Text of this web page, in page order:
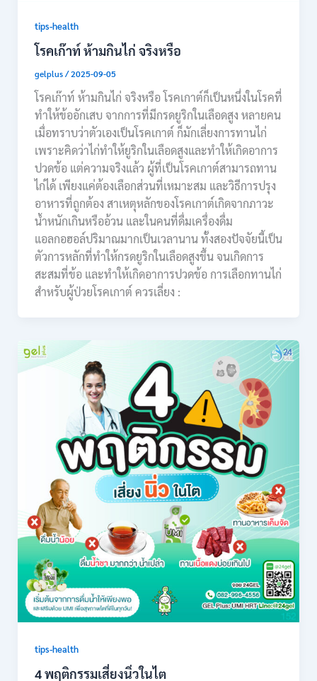
tips-health
โรคเก๊าท์ ห้ามกินไก่ จริงหรือ
gelplus/2025-09-05
โรคเก๊าท์ ห้ามกินไก่ จริงหรือ โรคเกาต์ก็เป็นหนึ่งในโรคที่
ทำให้ข้ออักเสบ จากการที่มีกรดยูริกในเลือดสูง หลายคน
เมื่อทราบว่าตัวเองเป็นโรคเกาต์ ก็มักเลี่ยงการทานไก่
เพราะคิดว่าไก่ทำให้ยูริกในเลือดสูงและทำให้เกิดอาการ
ปวดข้อ แต่ความจริงแล้ว ผู้ที่เป็นโรคเกาต์สามารถทาน
ไก่ได้ เพียงแค่ต้องเลือกส่วนที่เหมาะสม และวิธีการปรุง
อาหารที่ถูกต้อง สาเหตุหลักของโรคเกาต์เกิดจากภาวะ
น้ำหนักเกินหรืออ้วน และในคนที่ดื่มเครื่องดื่ม
แอลกอฮอล์ปริมาณมากเป็นเวลานาน ทั้งสองปัจจัยนี้เป็น
ตัวการหลักที่ทำให้กรดยูริกในเลือดสูงขึ้น จนเกิดการ
สะสมที่ข้อ และทำให้เกิดอาการปวดข้อ การเลือกทานไก่
สำหรับผู้ป่วยโรคเกาต์ ควรเลี่ยง :
tips-health
4 พฤติกรรมเสี่ยงนิ่วในไต